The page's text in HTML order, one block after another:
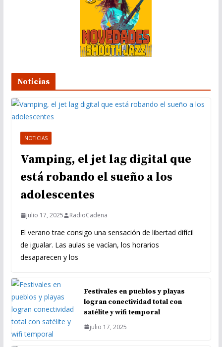
Noticias
NOTICIAS
Vamping, el jet lag digital que
está robando el sueño a los
adolescentes
julio 17, 2025 RadioCadena
El verano trae consigo una sensación de libertad difícil
de igualar. Las aulas se vacían, los horarios
desaparecen y los
Festivales en pueblos y playas
logran conectividad total con
satélite y wifi temporal
julio 17, 2025